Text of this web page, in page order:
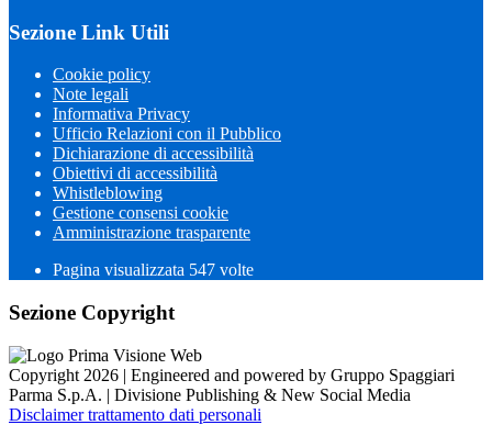
Sezione Link Utili
Cookie policy
Note legali
Informativa Privacy
Ufficio Relazioni con il Pubblico
Dichiarazione di accessibilità
Obiettivi di accessibilità
Whistleblowing
Gestione consensi cookie
Amministrazione trasparente
Pagina visualizzata 547 volte
Sezione Copyright
Copyright 2026 | Engineered and powered by Gruppo Spaggiari
Parma S.p.A. | Divisione Publishing & New Social Media
Disclaimer trattamento dati personali